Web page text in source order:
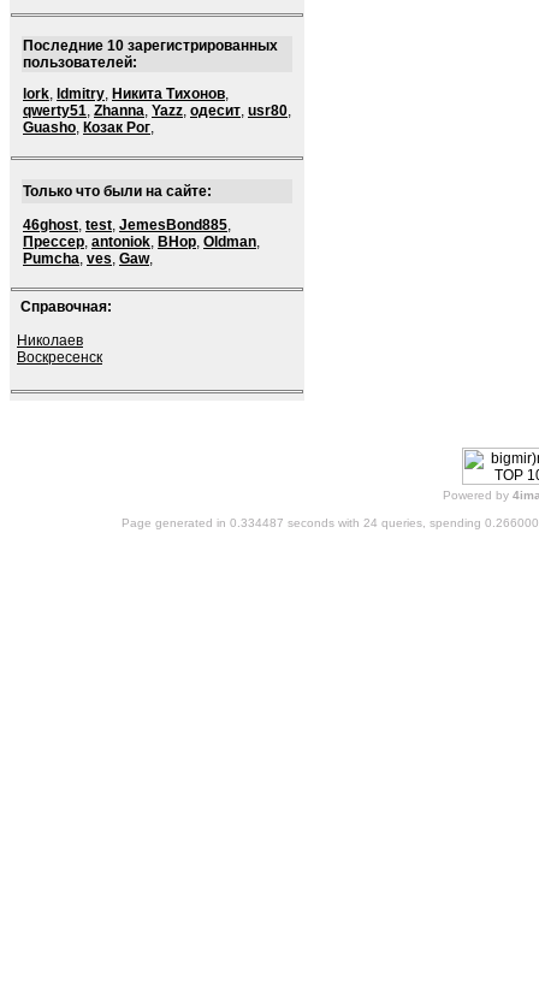
Последние 10 зарегистрированных
пользователей:
lork, ldmitry, Никита Тихонов,
qwerty51, Zhanna, Yazz, одесит, usr80,
Guasho, Козак Рог,
Только что были на сайте:
46ghost, test, JemesBond885,
Прессер, antoniok, BHop, Oldman,
Pumcha, ves, Gaw,
Справочная:
Николаев
Воскресенск
Powered by
Page generated in 0.334487 seconds with 24 queries, spending